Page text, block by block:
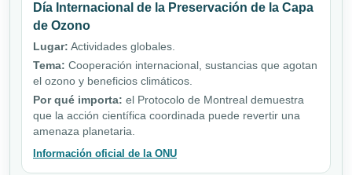
Día Internacional de la Preservación de la Capa
de Ozono
Lugar: Actividades globales.
Tema: Cooperación internacional, sustancias que agotan
el ozono y beneficios climáticos.
Por qué importa: el Protocolo de Montreal demuestra
que la acción científica coordinada puede revertir una
amenaza planetaria.
Información oficial de la ONU